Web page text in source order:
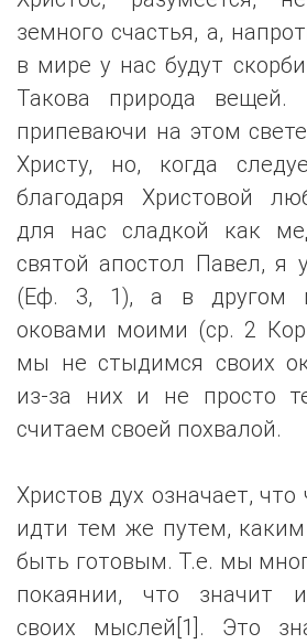
земного счастья, а,
в мире у нас будут
Такова природа
припеваючи на этом
Христу, но, когда
благодаря Христовой
для нас сладкой как
святой апостол Павел, я
(Еф. 3, 1), а в другом
оковами моими (ср. 2
мы не стыдимся своих
из-за них и не просто
считаем своей похвалой.
Христов дух означает,
идти тем же путем,
быть готовым. Т.е. мы
покаянии, что значит
своих мыслей[1]. Это